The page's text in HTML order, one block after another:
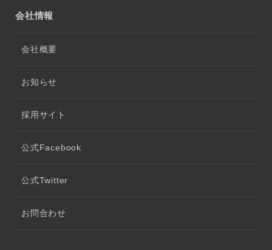
会社情報
会社概要
お知らせ
採用サイト
公式Facebook
公式Twitter
お問合わせ